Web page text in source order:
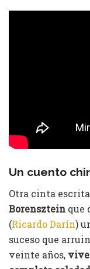
Un cuento
Otra cinta
Borensztein que
(Ricardo Darín)
suceso que
veinte años,